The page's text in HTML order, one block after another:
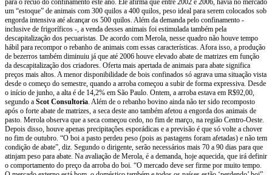
para o recuo do confinamento este ano. Ele afirma que entre 2002 e 2006, havia no mercado
um “estoque” de animais com 300 quilos a 400 quilos, peso ideal para serem colocados sob
engorda intensiva até alcançar os 500 quilos. Além da demanda pelo confinamento -
inclusive de frigoríficos -, a venda desses animais foi estimulada também pela
descapitalização dos pecuaristas. De acordo com Merola, nesse quadro não houve tempo
hábil para recompor o rebanho de animais com essas características. Afora isso, a produção
de bezerros também diminuiu já que até 2006 houve elevado abate de matrizes em função
da descapitalização dos criadores. Oferta mais apertada de animais para abate significa
preços mais altos. A menor disponibilidade de bois confinados só agrava uma situação vista
desde o começo do semestre, quando a arroba começou a subir de forma expressiva. Desde
o início de junho, a alta é de 14,2% em São Paulo. Ontem, a arroba estava em R$92,00,
segundo a Scot Consultoria. Além de o rebanho bovino ainda não ter sido recomposto
após o forte abate de matrizes, a seca deste ano também afetou a engorda dos animais de
pasto. Merola observa que a seca começou cedo, no fim de março, na região Centro-Oeste.
Depois disso, houve apenas precipitações esporádicas e a previsão é que só volte a chover
no fim de outubro. “O boi a pasto perdeu peso (pois as pastagens foram afetadas) e não tem
condição de abate”, diz. Segundo o dirigente, serão necessários mais 70 a 90 dias para que
atinjam peso para abate. Na avaliação de Merola, é a demanda, hoje aquecida, que irá definir
o comportamento do preço da arroba do boi. “O mercado deve ser firme por muito tempo.